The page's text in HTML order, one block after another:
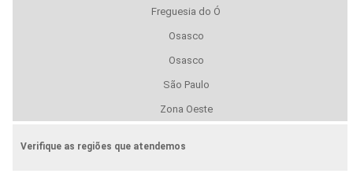
Freguesia do Ó
Osasco
Osasco
São Paulo
Zona Oeste
Verifique as regiões que atendemos